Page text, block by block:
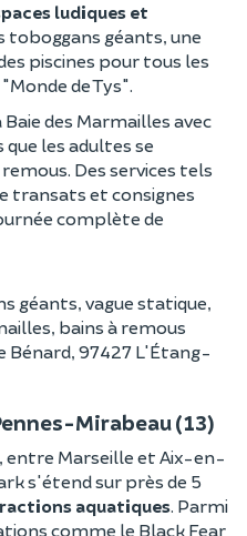
ludiques et
toboggans géants, une
piscines pour tous les
de Tys".
des Marmailles avec
les adultes se
Des services tels
transats et consignes
complète de
géants, vague statique,
bains à remous
Bénard, 97427 L'Étang-
Mirabeau (13)
entre Marseille et Aix-en-
s'étend sur près de 5
aquatiques. Parmi
comme le Black Fear